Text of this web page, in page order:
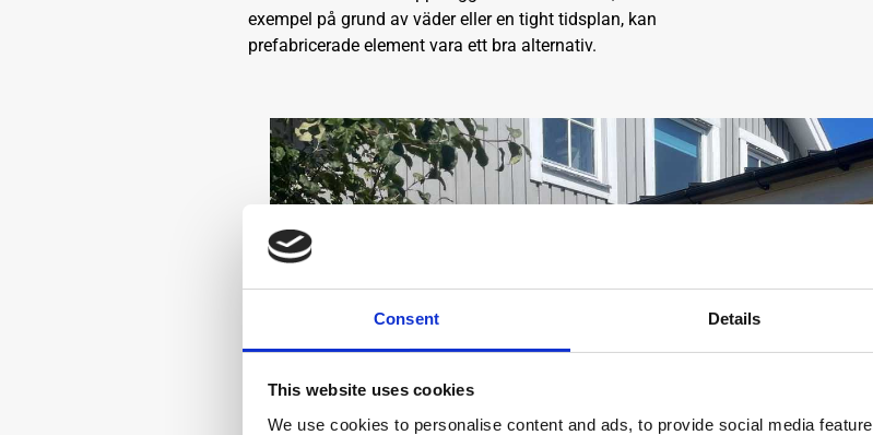
Consent Details
This website uses cookies
We use cookies to personalise content and ads, to provide social media
exempel på grund av väder eller en tight tidsplan, kan
prefabricerade element vara ett bra alternativ.